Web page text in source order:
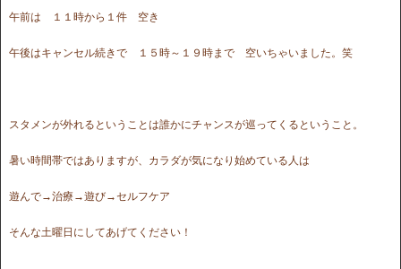
午前は １１時から１件 空き
午後はキャンセル続きで １５時～１９時まで 空いちゃいました。笑
スタメンが外れるということは誰かにチャンスが巡ってくるということ。
暑い時間帯ではありますが、カラダが気になり始めている人は
遊んで→治療→遊び→セルフケア
そんな土曜日にしてあげてください！